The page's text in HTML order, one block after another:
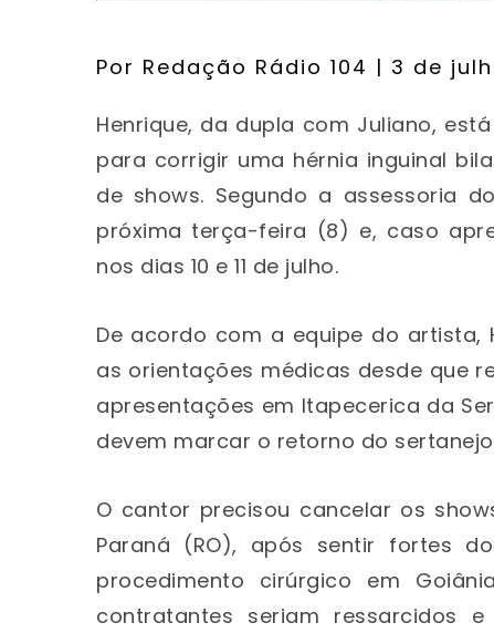
Por Redação Rádio 104 | 3 de
Henrique, da dupla com Juliano,
para corrigir uma hérnia inguinal
de shows. Segundo a assessoria
próxima terça-feira (8) e, caso
nos dias 10 e 11 de julho.
De acordo com a equipe do artista,
as orientações médicas desde que
apresentações em Itapecerica da
devem marcar o retorno do
O cantor precisou cancelar os
Paraná (RO), após sentir fortes
procedimento cirúrgico em
contratantes seriam ressarcidos